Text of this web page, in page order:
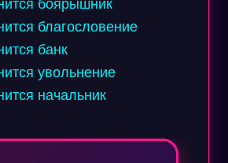
боярышник
благословение
банк
увольнение
начальник